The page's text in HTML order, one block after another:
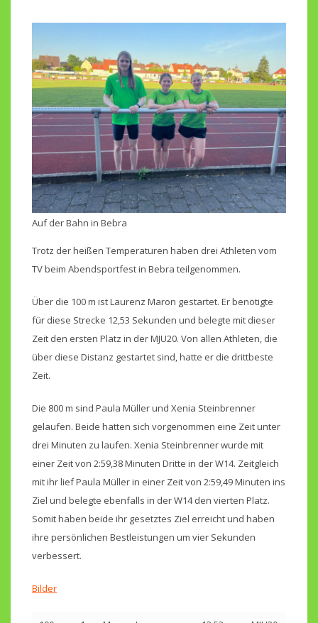
Auf der Bahn in Bebra
Trotz der heißen Temperaturen haben drei Athleten vom
TV beim Abendsportfest in Bebra teilgenommen.
Über die 100 m ist Laurenz Maron gestartet. Er benötigte
für diese Strecke 12,53 Sekunden und belegte mit dieser
Zeit den ersten Platz in der MJU20. Von allen Athleten, die
über diese Distanz gestartet sind, hatte er die drittbeste
Zeit.
Die 800 m sind Paula Müller und Xenia Steinbrenner
gelaufen. Beide hatten sich vorgenommen eine Zeit unter
drei Minuten zu laufen. Xenia Steinbrenner wurde mit
einer Zeit von 2:59,38 Minuten Dritte in der W14. Zeitgleich
mit ihr lief Paula Müller in einer Zeit von 2:59,49 Minuten ins
Ziel und belegte ebenfalls in der W14 den vierten Platz.
Somit haben beide ihr gesetztes Ziel erreicht und haben
ihre persönlichen Bestleistungen um vier Sekunden
verbessert.
Bilder